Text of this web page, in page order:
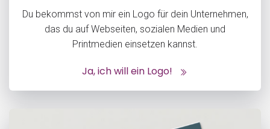
Du bekommst von mir ein Logo für dein Unternehmen,
das du auf Webseiten, sozialen Medien und
Printmedien einsetzen kannst.
Ja, ich will ein Logo!